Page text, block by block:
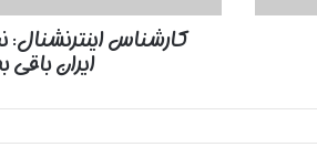
بماند
کارشناس اینترنشنال:
ایران باقی